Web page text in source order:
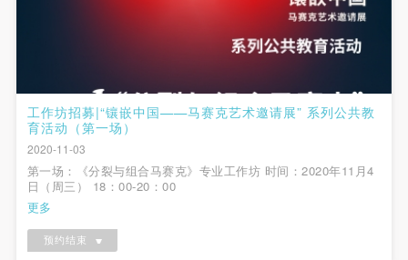
工作坊招募|“镶嵌中国——马赛克艺术邀请展” 系列公共教
育活动（第一场）
2020-11-03
第一场：《分裂与组合马赛克》专业工作坊 时间：2020年11月4
日（周三） 18：00-20：00
更多
预约结束
的人身安全不负有民事及相关连带责任。
参加活动者在此次活动期间应主动遵守美术馆活动秩
序、维护美术馆场地及展示、展览、馆藏艺术作品及
衍生品的安全。活动中一旦因个人原因造成美术馆场
地、空间、艺术品、衍生品等受到不同程度的损失、
破坏。活动中任何非事故当事人及美术馆将不承担相
应的责任与损失，应由参与活动者根据相应的法律条
文、组织规定进行协商和赔偿。并追究相应的法律责
任和经济责任。
的人身安全不负有民事及相关连带责任。
参加活动者在此次活动期间应主动遵守美术馆活动秩
序、维护美术馆场地及展示、展览、馆藏艺术作品及
衍生品的安全。活动中一旦因个人原因造成美术馆场
地、空间、艺术品、衍生品等受到不同程度的损失、
破坏。活动中任何非事故当事人及美术馆将不承担相
应的责任与损失，应由参与活动者根据相应的法律条
文、组织规定进行协商和赔偿。并追究相应的法律责
任和经济责任。
的人身安全不负有民事及相关连带责任。
参加活动者在此次活动期间应主动遵守美术馆活动秩
序、维护美术馆场地及展示、展览、馆藏艺术作品及
衍生品的安全。活动中一旦因个人原因造成美术馆场
地、空间、艺术品、衍生品等受到不同程度的损失、
破坏。活动中任何非事故当事人及美术馆将不承担相
应的责任与损失，应由参与活动者根据相应的法律条
文、组织规定进行协商和赔偿。并追究相应的法律责
任和经济责任。